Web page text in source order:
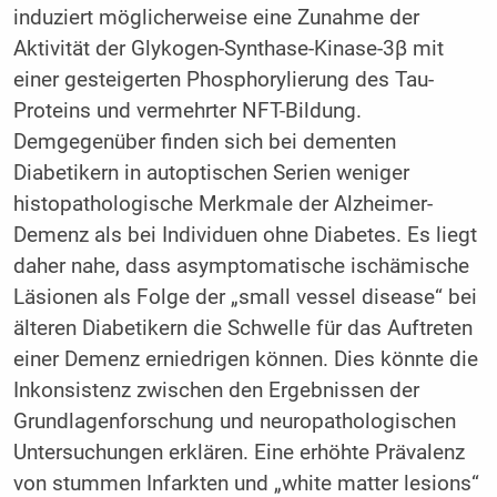
induziert möglicherweise eine Zunahme der
Aktivität der Glykogen-Synthase-Kinase-3β mit
einer gesteigerten Phosphorylierung des Tau-
Proteins und vermehrter NFT-Bildung.
Demgegenüber finden sich bei dementen
Diabetikern in autoptischen Serien weniger
histopathologische Merkmale der Alzheimer-
Demenz als bei Individuen ohne Diabetes. Es liegt
daher nahe, dass asymptomatische ischämische
Läsionen als Folge der „small vessel disease“ bei
älteren Diabetikern die Schwelle für das Auftreten
einer Demenz erniedrigen können. Dies könnte die
Inkonsistenz zwischen den Ergebnissen der
Grundlagenforschung und neuropathologischen
Untersuchungen erklären. Eine erhöhte Prävalenz
von stummen Infarkten und „white matter lesions“